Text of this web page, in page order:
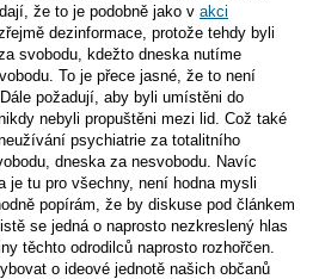
že to je podobně jako v akci
dezinformace, protože tehdy byli
svobodu, kdežto dneska nutíme
To je přece jasné, že to není
požadují, aby byli umístěni do
nebyli propuštěni mezi lid. Což také
psychiatrie za totalitního
dneska za nesvobodu. Navíc
je tu pro všechny, není hodna mysli
popírám, že by diskuse pod článkem
se jedná o naprosto nezkreslený hlas
těchto odrodilců naprosto rozhořčen.
o ideové jednotě našich občanů